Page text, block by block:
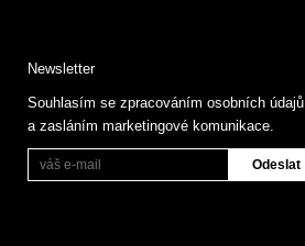
Newsletter
Souhlasím se zpracováním osobních údajů
a zasláním marketingové komunikace.